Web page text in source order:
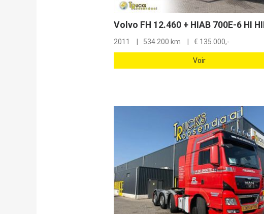
2011 534.200 km € 135.000,-
Voir